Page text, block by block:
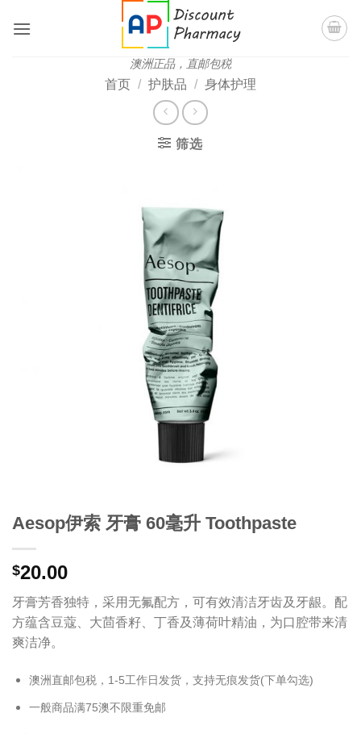
澳洲正品，直邮包税
首页 / 护肤品 / 身体护理
筛选
Aesop伊索 牙膏 60毫升 Toothpaste
$20.00
牙膏芳香独特，采用无氟配方，可有效清洁牙齿及牙龈。配
方蕴含豆蔻、大茴香籽、丁香及薄荷叶精油，为口腔带来清
爽洁净。
澳洲直邮包税，1-5工作日发货，支持无痕发货(下单勾选)
一般商品满75澳不限重免邮